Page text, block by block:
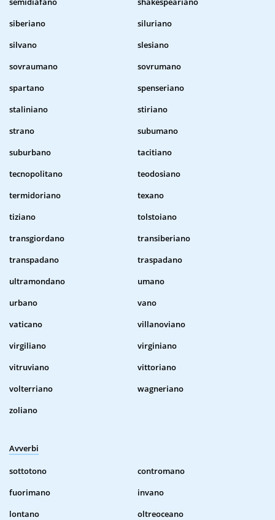
siberiano
siluriano
silvano
slesiano
sovraumano
sovrumano
spartano
spenseriano
staliniano
stiriano
strano
subumano
suburbano
tacitiano
tecnopolitano
teodosiano
termidoriano
texano
tiziano
tolstoiano
transgiordano
transiberiano
transpadano
traspadano
ultramondano
umano
urbano
vano
vaticano
villanoviano
virgiliano
virginiano
vitruviano
vittoriano
volterriano
wagneriano
zoliano
Avverbi
sottotono
contromano
fuorimano
invano
lontano
oltreoceano